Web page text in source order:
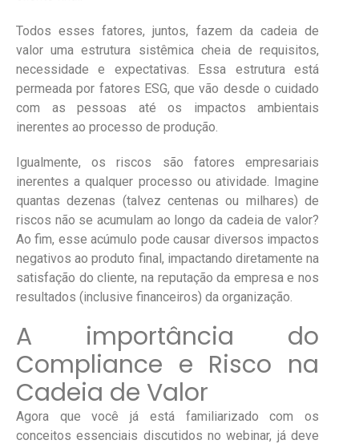
Todos esses fatores, juntos, fazem da cadeia de
valor uma estrutura sistêmica cheia de requisitos,
necessidade e expectativas. Essa estrutura está
permeada por fatores ESG, que vão desde o cuidado
com as pessoas até os impactos ambientais
inerentes ao processo de produção.
Igualmente, os riscos são fatores empresariais
inerentes a qualquer processo ou atividade. Imagine
quantas dezenas (talvez centenas ou milhares) de
riscos não se acumulam ao longo da cadeia de valor?
Ao fim, esse acúmulo pode causar diversos impactos
negativos ao produto final, impactando diretamente na
satisfação do cliente, na reputação da empresa e nos
resultados (inclusive financeiros) da organização.
A importância do
Compliance e Risco na
Cadeia de Valor
Agora que você já está familiarizado com os
conceitos essenciais discutidos no webinar, já deve